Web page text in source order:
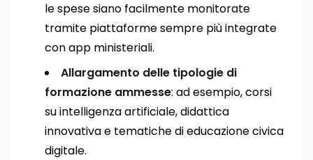
le spese siano facilmente monitorate
tramite piattaforme sempre più integrate
con app ministeriali.
Allargamento delle tipologie di
formazione ammesse: ad esempio, corsi
su intelligenza artificiale, didattica
innovativa e tematiche di educazione civica
digitale.